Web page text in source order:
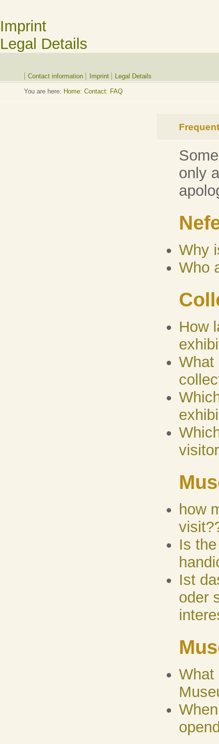
Imprint
Legal Details
Contact information Imprint Legal Details
You are here: Home: Contact: FAQ
only
Why
Who
How
What
how
Is
Ist
oder
What